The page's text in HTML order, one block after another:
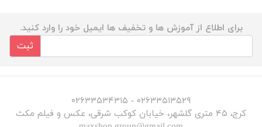
برای اطلاع از آموزش ها و تخفیف ها ایمیل خود را وارد کنید.
ثبت
۰۲۶۳۳۵۱۳۵۲۹ - ۰۲۶۳۳۵۳۴۳۱۵
کرج، ۴۵ متری گلشهر، خیابان کوکب شرقی، عکس و فیلم مکث